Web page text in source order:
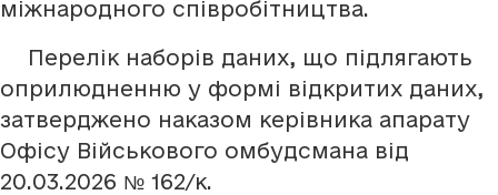
міжнародного співробітництва.
Перелік наборів даних, що підлягають
оприлюдненню у формі відкритих даних,
затверджено наказом керівника апарату
Офісу Військового омбудсмана від
20.03.2026 № 162/к.